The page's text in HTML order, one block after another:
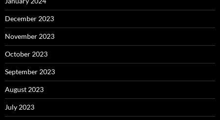
December 2023
November 2023
October 2023
September 2023
August 2023
July 2023